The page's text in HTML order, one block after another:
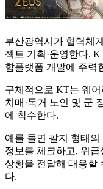
부산광역시가 협력체
젝트 기획·운영한다.
합플랫폼 개발에 주력
구체적으로 KT는 웨
치매·독거 노인 및 군
에 착수한다.
예를 들면 팔지 형태
정보를 체크하고, 위
상황을 전달해 대응할
다.